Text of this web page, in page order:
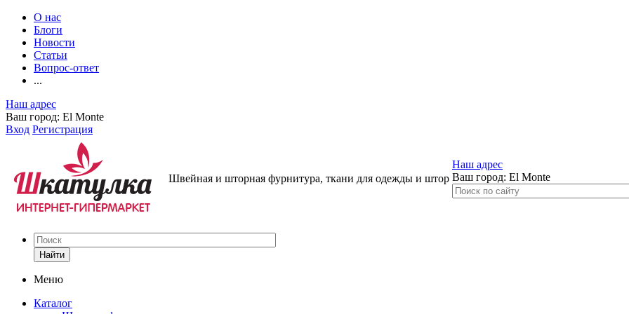
О нас
Блоги
Новости
Статьи
Вопрос-ответ
...
Наш адрес
Ваш город: El Monte
Вход Регистрация
Швейная и шторная фурнитура, ткани для одежды и штор
Наш адрес
Ваш город: El Monte
Найти
Меню
Каталог